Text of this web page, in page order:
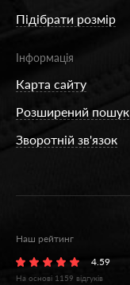
Підібрати розмір
Інформація
Карта сайту
Розширений пошук
Зворотній зв'язок
Наш рейтинг
4.59
На основі 1159 відгуків